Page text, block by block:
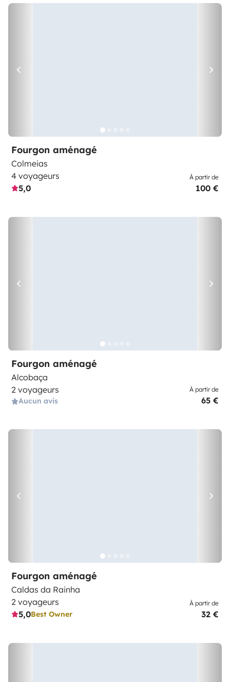
Fourgon aménagé
Colmeias
4 voyageurs
5,0
À partir de
100 €
Fourgon aménagé
Alcobaça
2 voyageurs
Aucun avis
À partir de
65 €
Fourgon aménagé
Caldas da Rainha
2 voyageurs
5,0Best Owner
À partir de
32 €